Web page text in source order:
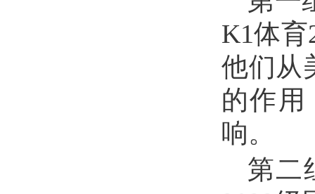
K1体
他们从
的作用
响。
第二